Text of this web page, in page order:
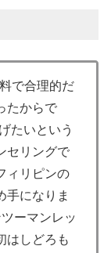
で合理的だ
たからで
たいという
セリングで
ィリピンの
手になりま
ーマンレッ
はしどろも